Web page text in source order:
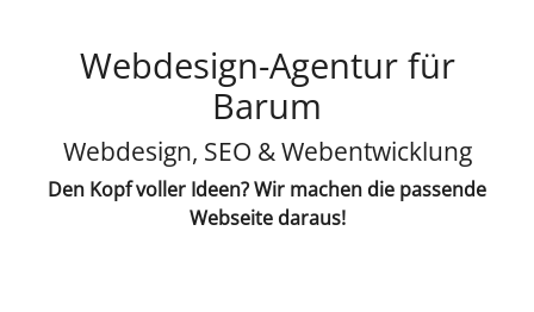
Webdesign-Agentur für
Barum
Webdesign, SEO & Webentwicklung
Den Kopf voller Ideen? Wir machen die passende
Webseite daraus!